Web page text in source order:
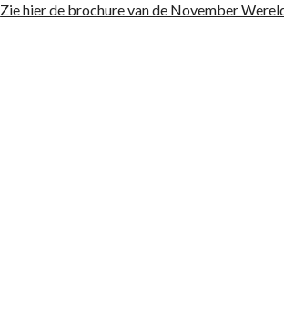
Zie hier de brochure van de November